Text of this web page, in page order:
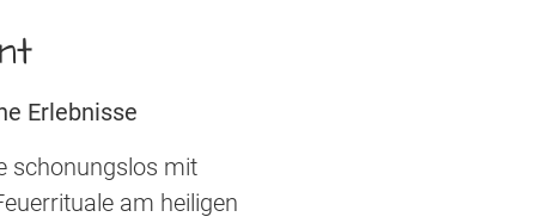
Erlebnisse
schonungslos mit
am heiligen